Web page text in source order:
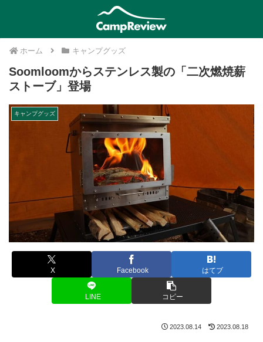
ホーム キャンプグッズ
Soomloomからステンレス製の「二次燃焼薪
ストーブ」登場
キャンプグッズ
X Facebook はてブ
LINE コピー
2023.08.14 2023.08.18